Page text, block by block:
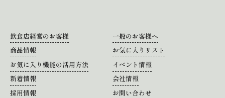
飲食店経営のお客様
一般のお客様へ
商品情報
お気に入りリスト
お気に入り機能の活用方法
イベント情報
新着情報
会社情報
採用情報
お問い合わせ